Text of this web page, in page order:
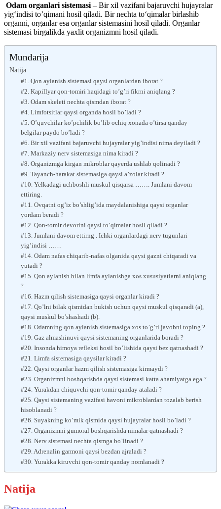
Odam organlari sistemasi – Bir xil vazifani bajaruvchi hujayralar
yig‘indisi to’qimani hosil qiladi. Bir nechta to‘qimalar birlashib
organni, organlar esa organlar sistemasini hosil qiladi. Organlar
sistemasi birgalikda yaxlit organizmni hosil qiladi.
Mundarija
Natija
#1. Qon aylanish sistemasi qaysi organlardan iborat ?
#2. Kapillyar qon-tomiri haqidagi to’g’ri fikrni aniqlang ?
#3. Odam skeleti nechta qismdan iborat ?
#4. Limfotsitlar qaysi organda hosil bo’ladi ?
#5. O’quvchilar ko’pchilik bo’lib ochiq xonada o’tirsa qanday
belgilar paydo bo’ladi ?
#6. Bir xil vazifani bajaruvchi hujayralar yig’indisi nima deyiladi ?
#7. Markaziy nerv sistemasiga nima kiradi ?
#8. Organizmga kirgan mikroblar qayerda ushlab qolinadi ?
#9. Tayanch-harakat sistemasiga qaysi a’zolar kiradi ?
#10. Yelkadagi uchboshli muskul qisqarsa ……. Jumlani davom
ettiring.
#11. Ovqatni og’iz bo’shlig’ida maydalanishiga qaysi organlar
yordam beradi ?
#12. Qon-tomir devorini qaysi to’qimalar hosil qiladi ?
#13. Jumlani davom ettirng . Ichki organlardagi nerv tugunlari
yig’indisi ……
#14. Odam nafas chiqarib-nafas olganida qaysi gazni chiqaradi va
yutadi ?
#15. Qon aylanish bilan limfa aylanishga xos xususiyatlarni aniqlang
?
#16. Hazm qilish sistemasiga qaysi organlar kiradi ?
#17. Qo’lni bilak qismidan bukish uchun qaysi muskul qisqaradi (a),
qaysi muskul bo’shashadi (b).
#18. Odamning qon aylanish sistemasiga xos to’g’ri javobni toping ?
#19. Gaz almashinuvi qaysi sistemaning organlarida boradi ?
#20. Insonda himoya refleksi hosil bo’lishida qaysi bez qatnashadi ?
#21. Limfa sistemasiga qaysilar kiradi ?
#22. Qaysi organlar hazm qilish sistemasiga kirmaydi ?
#23. Organizmni boshqarishda qaysi sistemasi katta ahamiyatga ega ?
#24. Yurakdan chiquvchi qon-tomir qanday ataladi ?
#25. Qaysi sistemaning vazifasi havoni mikroblardan tozalab berish
hisoblanadi ?
#26. Suyakning ko’mik qismida qaysi hujayralar hosil bo’ladi ?
#27. Organizmni gumoral boshqarishda nimalar qatnashadi ?
#28. Nerv sistemasi nechta qismga bo’linadi ?
#29. Adrenalin garmoni qaysi bezdan ajraladi ?
#30. Yurakka kiruvchi qon-tomir qanday nomlanadi ?
Natija